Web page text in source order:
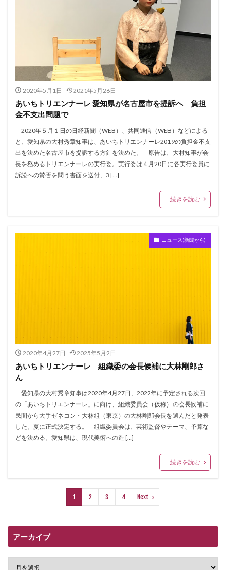
2020年5月1日 2021年5月26日
あいちトリエンナーレ 愛知県が名古屋市を提訴へ 負担
金不支出問題で
2020年５月１日の日経新聞（WEB）、共同通信（WEB）などによる
と、愛知県の大村秀章知事は、あいちトリエンナーレ2019の負担金不支
出を決めた名古屋市を提訴する方針を決めた。 原告は、大村知事が会
長を務めるトリエンナーレの実行委。実行委は４月20日に各実行委員に
訴訟への賛否を問う書面を送付、3 […]
続きを読む
ニュース(新聞から)
2020年4月27日 2025年5月2日
あいちトリエンナーレ 組織委の会長候補に大林剛郎さ
ん
愛知県の大村秀章知事は2020年4月27日、2022年に予定される次回
の「あいちトリエンナーレ」に向け、組織委員会（仮称）の会長候補に
民間から大手ゼネコン・大林組（東京）の大林剛郎会長を選んだと発表
した。夏に正式決定する。 組織委員会は、芸術監督やテーマ、予算な
どを決める。愛知県は、現代美術への造 […]
続きを読む
1 2 3 4 Next
アーカイブ